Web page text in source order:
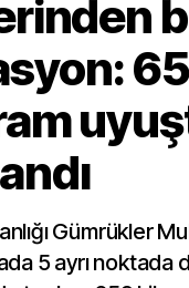
Gümrükler
5 ayrı noktada